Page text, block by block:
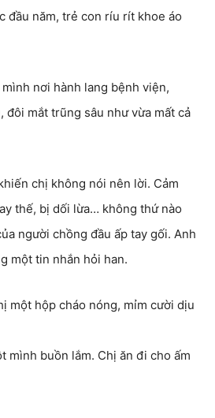
đầu năm, trẻ con ríu rít khoe áo
nơi hành lang bệnh viện,
đôi mắt trũng sâu như vừa mất cả
chị không nói nên lời. Cảm
thế, bị dối lừa… không thứ nào
người chồng đầu ấp tay gối. Anh
một tin nhắn hỏi han.
một hộp cháo nóng, mỉm cười dịu
mình buồn lắm. Chị ăn đi cho ấm